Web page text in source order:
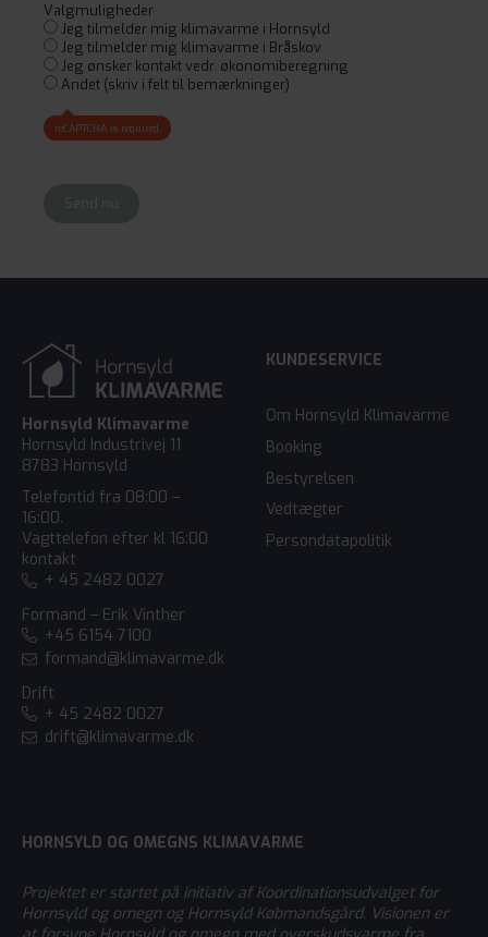
Valgmuligheder
Jeg tilmelder mig klimavarme i Hornsyld
Jeg tilmelder mig klimavarme i Bråskov
Jeg ønsker kontakt vedr. økonomiberegning
Andet (skriv i felt til bemærkninger)
reCAPTCHA is required.
Hornsyld Klimavarme
Hornsyld Industrivej 11
8783 Hornsyld
Telefontid fra 08:00 –
16:00.
Vagttelefon efter kl 16:00
kontakt
+ 45 2482 0027
Formand – Erik Vinther
+45 6154 7100
formand@klimavarme.dk
Drift
+ 45 2482 0027
drift@klimavarme.dk
HORNSYLD OG OMEGNS KLIMAVARME
Projektet er startet på initiativ af Koordinationsudvalget for
Hornsyld og omegn og Hornsyld Købmandsgård. Visionen er
KUNDESERVICE
Om Hornsyld Klimavarme
Booking
Bestyrelsen
Vedtægter
Persondatapolitik